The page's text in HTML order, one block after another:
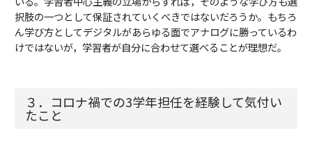
択肢の一つとして保証されていくべきではないだろうか。もちろ
ん学び方としてデジタルがあらゆる面でアナログに勝っているわ
けではないが，学習者が自分に合わせて選べることが理想だ。
３．コロナ禍での3学年担任を経験して気付い
たこと